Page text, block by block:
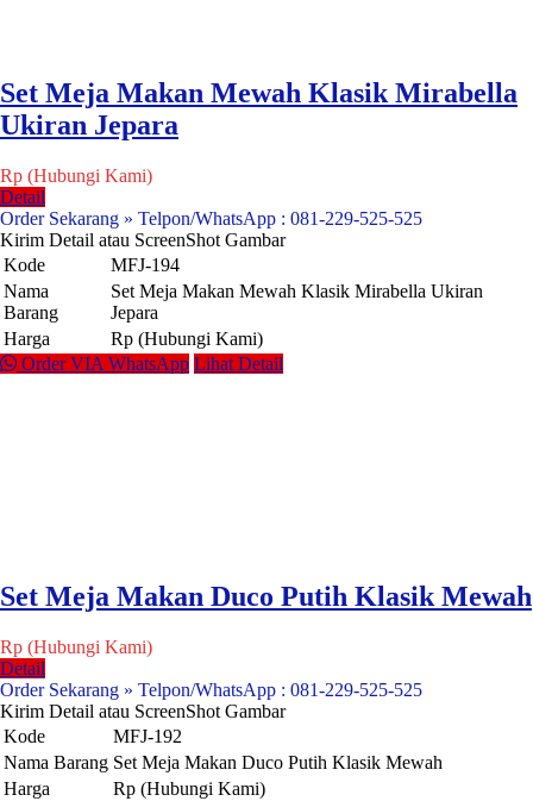
Set Meja Makan Mewah Klasik Mirabella
Ukiran Jepara
Rp (Hubungi Kami)
Detail
Order Sekarang » Telpon/WhatsApp : 081-229-525-525
Kirim Detail atau ScreenShot Gambar
Kode
MFJ-194
Nama
Barang
Set Meja Makan Mewah Klasik Mirabella Ukiran
Jepara
Harga
Rp (Hubungi Kami)
Order VIA WhatsApp Lihat Detail
Set Meja Makan Duco Putih Klasik Mewah
Rp (Hubungi Kami)
Detail
Order Sekarang » Telpon/WhatsApp : 081-229-525-525
Kirim Detail atau ScreenShot Gambar
Kode
MFJ-192
Nama Barang Set Meja Makan Duco Putih Klasik Mewah
Harga
Rp (Hubungi Kami)